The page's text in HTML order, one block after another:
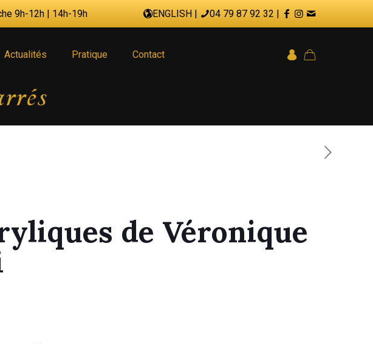
9h-12h | 14h-19h ENGLISH | 04 79 87 92 32 |
Actualités Pratique Contact
de Véronique